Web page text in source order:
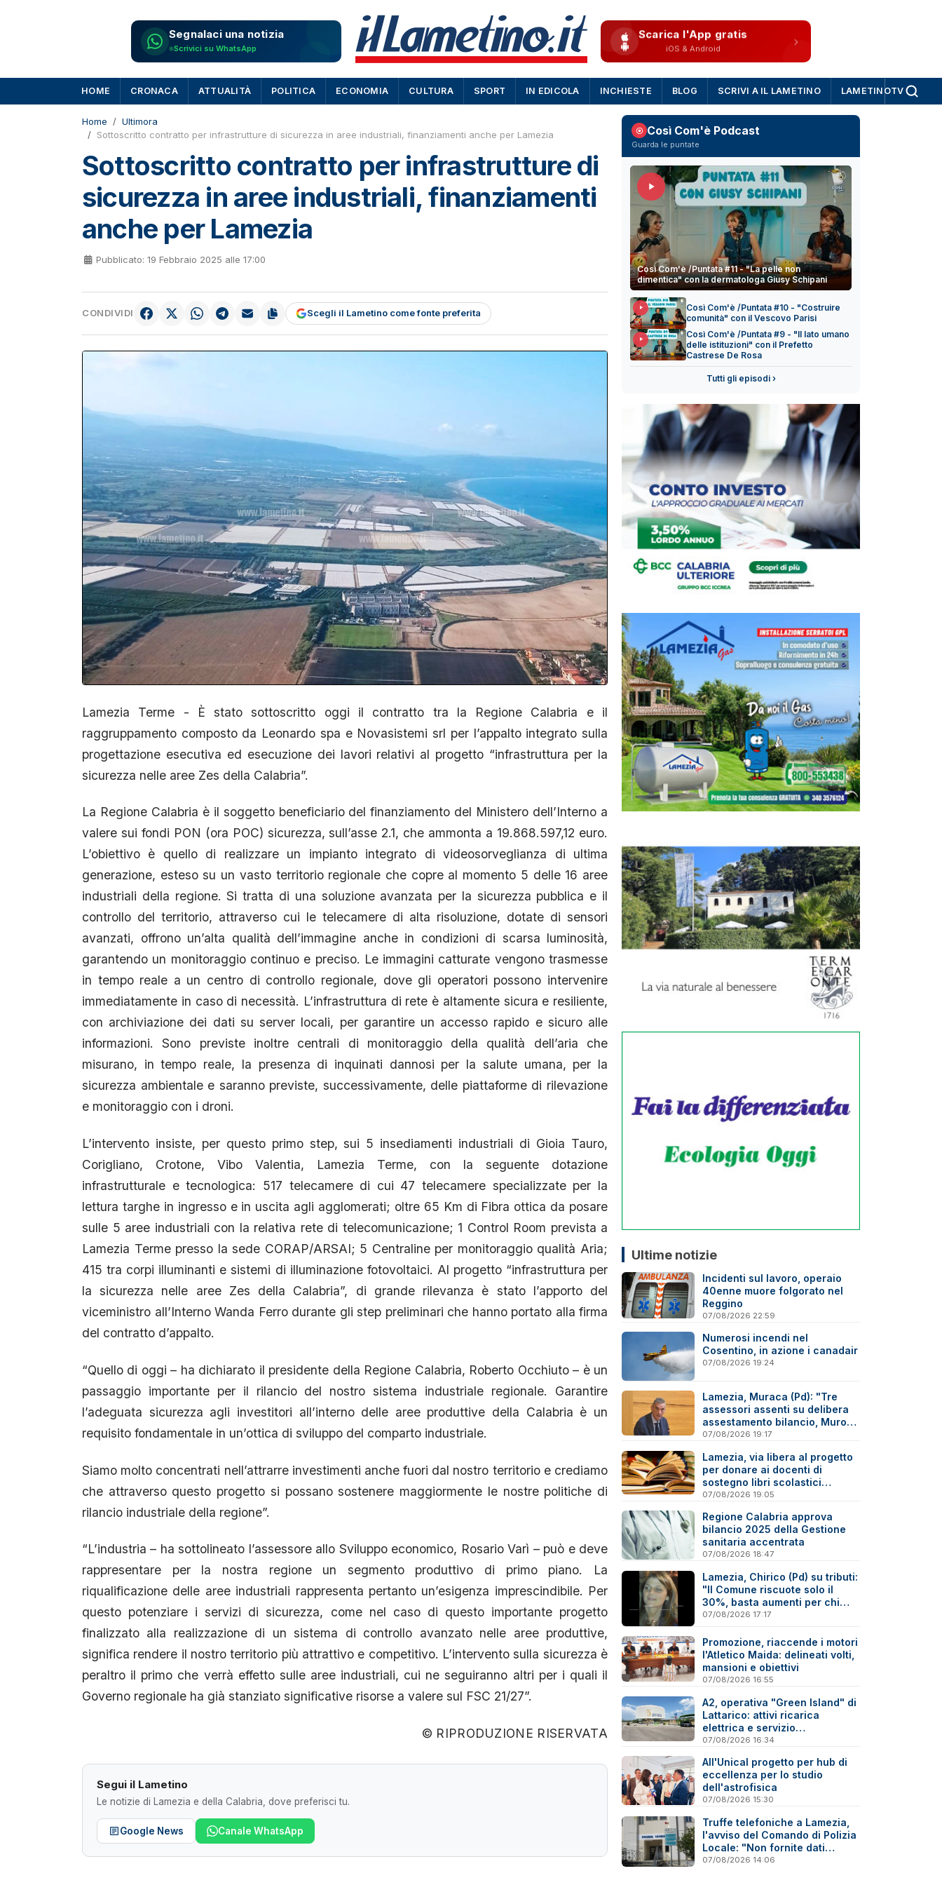
Segnalaci una notizia
Scrivici su WhatsApp
Scarica l'App gratis
iOS & Android
HOME CRONACA ATTUALITÀ POLITICA ECONOMIA CULTURA SPORT IN EDICOLA INCHIESTE BLOG SCRIVI A IL LAMETINO LAMETINOTV
Home
Ultimora
Sottoscritto contratto per infrastrutture di sicurezza in aree industriali, finanziamenti anche per Lamezia
Sottoscritto contratto per infrastrutture di
sicurezza in aree industriali, finanziamenti
anche per Lamezia
Pubblicato: 19 Febbraio 2025 alle 17:00
CONDIVIDI Scegli il Lametino come fonte preferita
Lamezia Terme - È stato sottoscritto oggi il contratto tra la Regione Calabria e il
raggruppamento composto da Leonardo spa e Novasistemi srl per l’appalto integrato sulla
progettazione esecutiva ed esecuzione dei lavori relativi al progetto “infrastruttura per la
sicurezza nelle aree Zes della Calabria”.
La Regione Calabria è il soggetto beneficiario del finanziamento del Ministero dell’Interno a
valere sui fondi PON (ora POC) sicurezza, sull’asse 2.1, che ammonta a 19.868.597,12 euro.
L’obiettivo è quello di realizzare un impianto integrato di videosorveglianza di ultima
generazione, esteso su un vasto territorio regionale che copre al momento 5 delle 16 aree
industriali della regione. Si tratta di una soluzione avanzata per la sicurezza pubblica e il
controllo del territorio, attraverso cui le telecamere di alta risoluzione, dotate di sensori
avanzati, offrono un’alta qualità dell’immagine anche in condizioni di scarsa luminosità,
garantendo un monitoraggio continuo e preciso. Le immagini catturate vengono trasmesse
in tempo reale a un centro di controllo regionale, dove gli operatori possono intervenire
immediatamente in caso di necessità. L’infrastruttura di rete è altamente sicura e resiliente,
con archiviazione dei dati su server locali, per garantire un accesso rapido e sicuro alle
informazioni. Sono previste inoltre centrali di monitoraggio della qualità dell’aria che
misurano, in tempo reale, la presenza di inquinati dannosi per la salute umana, per la
sicurezza ambientale e saranno previste, successivamente, delle piattaforme di rilevazione
e monitoraggio con i droni.
L’intervento insiste, per questo primo step, sui 5 insediamenti industriali di Gioia Tauro,
Corigliano, Crotone, Vibo Valentia, Lamezia Terme, con la seguente dotazione
infrastrutturale e tecnologica: 517 telecamere di cui 47 telecamere specializzate per la
lettura targhe in ingresso e in uscita agli agglomerati; oltre 65 Km di Fibra ottica da posare
sulle 5 aree industriali con la relativa rete di telecomunicazione; 1 Control Room prevista a
Lamezia Terme presso la sede CORAP/ARSAI; 5 Centraline per monitoraggio qualità Aria;
415 tra corpi illuminanti e sistemi di illuminazione fotovoltaici. Al progetto “infrastruttura per
la sicurezza nelle aree Zes della Calabria”, di grande rilevanza è stato l’apporto del
viceministro all’Interno Wanda Ferro durante gli step preliminari che hanno portato alla firma
del contratto d’appalto.
“Quello di oggi – ha dichiarato il presidente della Regione Calabria, Roberto Occhiuto – è un
passaggio importante per il rilancio del nostro sistema industriale regionale. Garantire
l’adeguata sicurezza agli investitori all’interno delle aree produttive della Calabria è un
requisito fondamentale in un’ottica di sviluppo del comparto industriale.
Siamo molto concentrati nell’attrarre investimenti anche fuori dal nostro territorio e crediamo
che attraverso questo progetto si possano sostenere maggiormente le nostre politiche di
rilancio industriale della regione”.
“L’industria – ha sottolineato l’assessore allo Sviluppo economico, Rosario Varì – può e deve
rappresentare per la nostra regione un segmento produttivo di primo piano. La
riqualificazione delle aree industriali rappresenta pertanto un’esigenza imprescindibile. Per
questo potenziare i servizi di sicurezza, come nel caso di questo importante progetto
finalizzato alla realizzazione di un sistema di controllo avanzato nelle aree produttive,
significa rendere il nostro territorio più attrattivo e competitivo. L’intervento sulla sicurezza è
peraltro il primo che verrà effetto sulle aree industriali, cui ne seguiranno altri per i quali il
Governo regionale ha già stanziato significative risorse a valere sul FSC 21/27”.
© RIPRODUZIONE RISERVATA
Segui il Lametino
Le notizie di Lamezia e della Calabria, dove preferisci tu.
Google News Canale WhatsApp
Così Com'è Podcast
Guarda le puntate
Così Com'è /Puntata #11 - "La pelle non
dimentica" con la dermatologa Giusy Schipani
Così Com'è /Puntata #10 - "Costruire
comunità" con il Vescovo Parisi
Così Com'è /Puntata #9 - "Il lato umano
delle istituzioni" con il Prefetto
Castrese De Rosa
Tutti gli episodi ›
Ultime notizie
Incidenti sul lavoro, operaio
40enne muore folgorato nel
Reggino
07/08/2026 22:59
Numerosi incendi nel
Cosentino, in azione i canadair
07/08/2026 19:24
Lamezia, Muraca (Pd): "Tre
assessori assenti su delibera
assestamento bilancio, Murone
in difficoltà"
07/08/2026 19:17
Lamezia, via libera al progetto
per donare ai docenti di
sostegno libri scolastici
destinati al macero
07/08/2026 19:05
Regione Calabria approva
bilancio 2025 della Gestione
sanitaria accentrata
07/08/2026 18:47
Lamezia, Chirico (Pd) su tributi:
"Il Comune riscuote solo il
30%, basta aumenti per chi
paga"
07/08/2026 17:17
Promozione, riaccende i motori
l'Atletico Maida: delineati volti,
mansioni e obiettivi
07/08/2026 16:55
A2, operativa "Green Island" di
Lattarico: attivi ricarica
elettrica e servizio
sperimentale di soccorso
07/08/2026 16:34
All'Unical progetto per hub di
eccellenza per lo studio
dell'astrofisica
07/08/2026 15:30
Truffe telefoniche a Lamezia,
l'avviso del Comando di Polizia
Locale: "Non fornite dati
personali"
07/08/2026 14:06